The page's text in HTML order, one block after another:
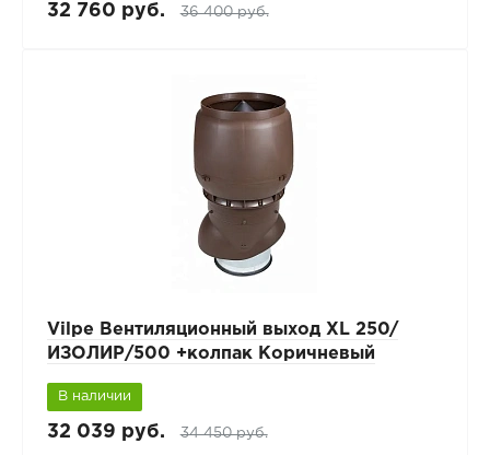
32 760 руб. 36 400 руб.
Vilpe Вентиляционный выход XL 250/
ИЗОЛИР/500 +колпак Коричневый
В наличии
32 039 руб. 34 450 руб.